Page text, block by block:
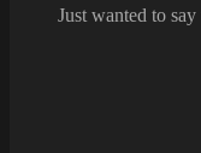
Just wanted to